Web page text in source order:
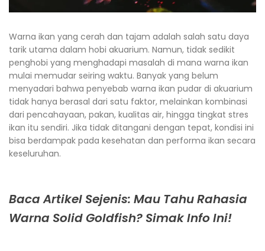
Warna ikan yang cerah dan tajam adalah salah satu daya
tarik utama dalam hobi akuarium. Namun, tidak sedikit
penghobi yang menghadapi masalah di mana warna ikan
mulai memudar seiring waktu. Banyak yang belum
menyadari bahwa penyebab warna ikan pudar di akuarium
tidak hanya berasal dari satu faktor, melainkan kombinasi
dari pencahayaan, pakan, kualitas air, hingga tingkat stres
ikan itu sendiri. Jika tidak ditangani dengan tepat, kondisi ini
bisa berdampak pada kesehatan dan performa ikan secara
keseluruhan.
Baca Artikel Sejenis: Mau Tahu Rahasia
Warna Solid Goldfish? Simak Info Ini!